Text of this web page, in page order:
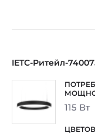
IETC-Ритейл-
115 Вт